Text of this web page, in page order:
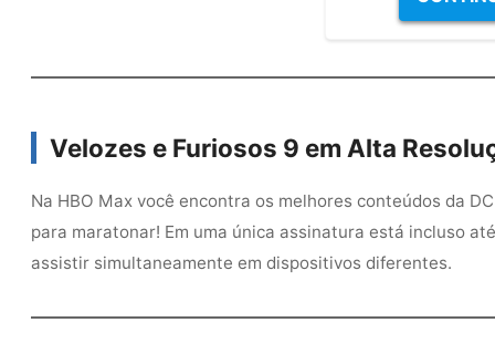
Velozes e Furiosos 9 em Alta
Na HBO Max você encontra os melhores conteúdos da
para maratonar! Em uma única assinatura está incluso
assistir simultaneamente em dispositivos diferentes.